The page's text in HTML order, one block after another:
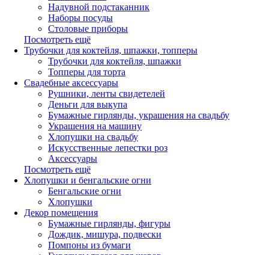
Надувной подстаканник
Наборы посуды
Столовые приборы
Посмотреть ещё
Трубочки для коктейля, шпажки, топперы
Трубочки для коктейля, шпажки
Топперы для торта
Свадебные аксессуары
Рушники, ленты свидетелей
Деньги для выкупа
Бумажные гирлянды, украшения на свадьбу
Украшения на машину
Хлопушки на свадьбу
Искусственные лепестки роз
Аксессуары
Посмотреть ещё
Хлопушки и бенгальские огни
Бенгальские огни
Хлопушки
Декор помещения
Бумажные гирлянды, фигуры
Дождик, мишура, подвески
Помпоны из бумаги